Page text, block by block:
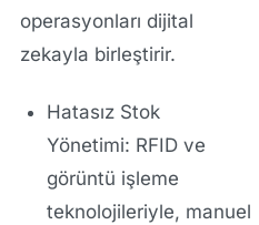
operasyonları dijital
zekayla birleştirir.
Hatasız Stok
Yönetimi: RFID ve
görüntü işleme
teknolojileriyle, manuel